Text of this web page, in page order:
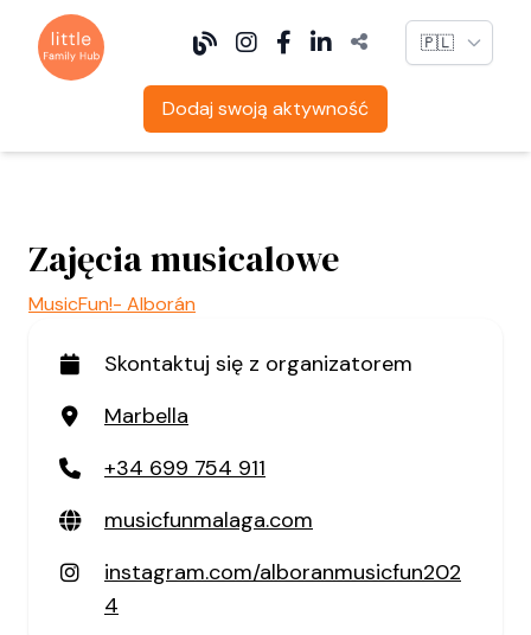
Language
Dodaj swoją aktywność
Zajęcia musicalowe
MusicFun!- Alborán
Skontaktuj się z organizatorem
Marbella
+34 699 754 911
musicfunmalaga.com
instagram.com/alboranmusicfun202
4